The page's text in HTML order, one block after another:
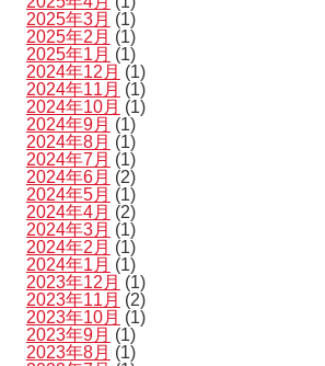
2025年3月 (1)
2025年2月 (1)
2025年1月 (1)
2024年12月 (1)
2024年11月 (1)
2024年10月 (1)
2024年9月 (1)
2024年8月 (1)
2024年7月 (1)
2024年6月 (2)
2024年5月 (1)
2024年4月 (2)
2024年3月 (1)
2024年2月 (1)
2024年1月 (1)
2023年12月 (1)
2023年11月 (2)
2023年10月 (1)
2023年9月 (1)
2023年8月 (1)